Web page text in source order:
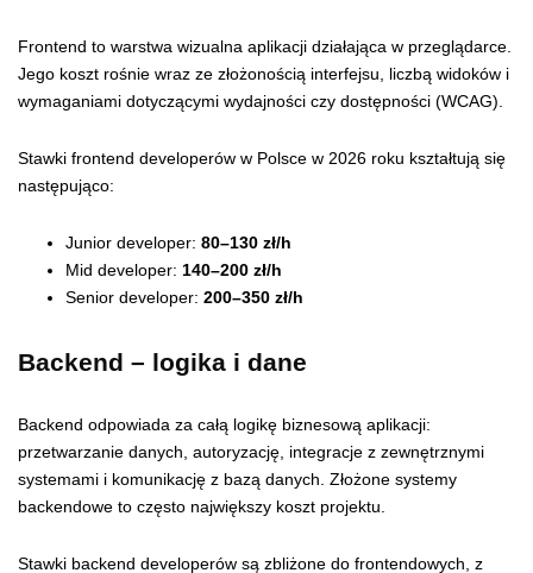
Frontend to warstwa wizualna aplikacji działająca w przeglądarce.
Jego koszt rośnie wraz ze złożonością interfejsu, liczbą widoków i
wymaganiami dotyczącymi wydajności czy dostępności (WCAG).
Stawki frontend developerów w Polsce w 2026 roku kształtują się
następująco:
Junior developer: 80–130 zł/h
Mid developer: 140–200 zł/h
Senior developer: 200–350 zł/h
Backend – logika i dane
Backend odpowiada za całą logikę biznesową aplikacji:
przetwarzanie danych, autoryzację, integracje z zewnętrznymi
systemami i komunikację z bazą danych. Złożone systemy
backendowe to często największy koszt projektu.
Stawki backend developerów są zbliżone do frontendowych, z